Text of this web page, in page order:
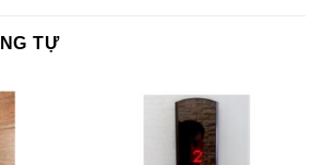
TỰ